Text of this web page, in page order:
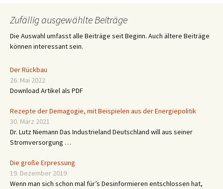
Zufällig ausgewählte Beiträge
Die Auswahl umfasst alle Beiträge seit Beginn. Auch ältere Beiträge
können interessant sein.
Der Rückbau
26. Mai 2022
Download Artikel als PDF
Rezepte der Demagogie, mit Beispielen aus der Energiepolitik
30. März 2021
Dr. Lutz Niemann Das Industrieland Deutschland will aus seiner
Stromversorgung …
Die große Erpressung
19. Dezember 2019
Wenn man sich schon mal für’s Desinformieren entschlossen hat,